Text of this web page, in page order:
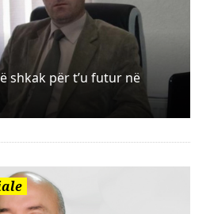
shkak për t’u futur në